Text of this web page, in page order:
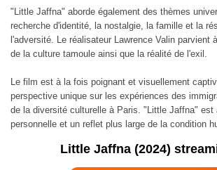
"Little Jaffna" aborde également des thèmes
recherche d'identité, la nostalgie, la famille et la
l'adversité. Le réalisateur Lawrence Valin parvient
de la culture tamoule ainsi que la réalité de l'exil.
Le film est à la fois poignant et visuellement
perspective unique sur les expériences des
de la diversité culturelle à Paris. "Little Jaffna" est
personnelle et un reflet plus large de la condition
Little Jaffna (2024)